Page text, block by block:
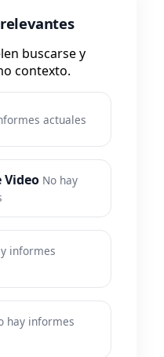
buscarse y
contexto.
actuales
Video No hay
informes
hay informes